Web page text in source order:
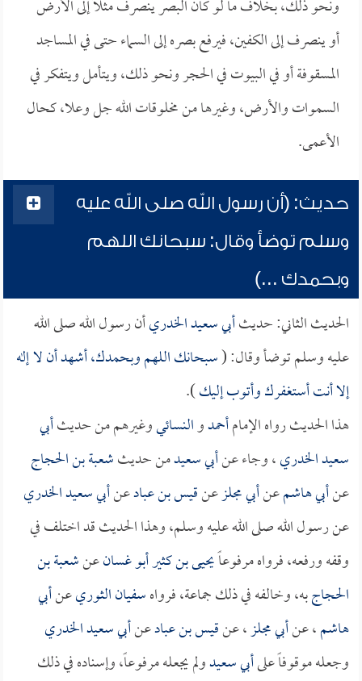
ونحو ذلك، بخلاف ما لو كان البصر ينصرف مثلاً إلى الأرض
أو ينصرف إلى الكفين، فيرفع بصره إلى السماء حتى في المساجد
المسقوفة أو في البيوت في الحجر ونحو ذلك، ويتأمل ويتفكر في
السموات والأرض، وغيرها من مخلوقات الله جل وعلا، كحال
الأعمى.
حديث: (أن رسول الله صلى الله عليه
وسلم توضأ وقال: سبحانك اللهم
وبحمدك ...)
الحديث الثاني: حديثأبي سعيد الخدريأن رسول الله صلى الله
عليه وسلم توضأ وقال: (سبحانك اللهم وبحمدك، أشهد أن لا إله
إلا أنت أستغفرك وأتوب إليك).
هذا الحديث رواه الإمامأحمدوالنسائيوغيرهم من حديثأبي
سعيد الخدري، وجاء عنأبي سعيدمن حديثشعبة بن الحجاج
عنأبي هاشمعنأبي مجلزعنقيس بن عبادعنأبي سعيد الخدري
عن رسول الله صلى الله عليه وسلم، وهذا الحديث قد اختلف في
وقفه ورفعه، فرواه مرفوعاًيحيى بن كثير أبو غسانعنشعبة بن
الحجاجبه، وخالفه في ذلك جماعة، فرواهسفيان الثوريعنأبي
هاشم، عنأبي مجلز، عنقيس بن عبادعنأبي سعيد الخدري
وجعله موقوفاً علىأبي سعيدولم يجعله مرفوعاً، وإسناده في ذلك